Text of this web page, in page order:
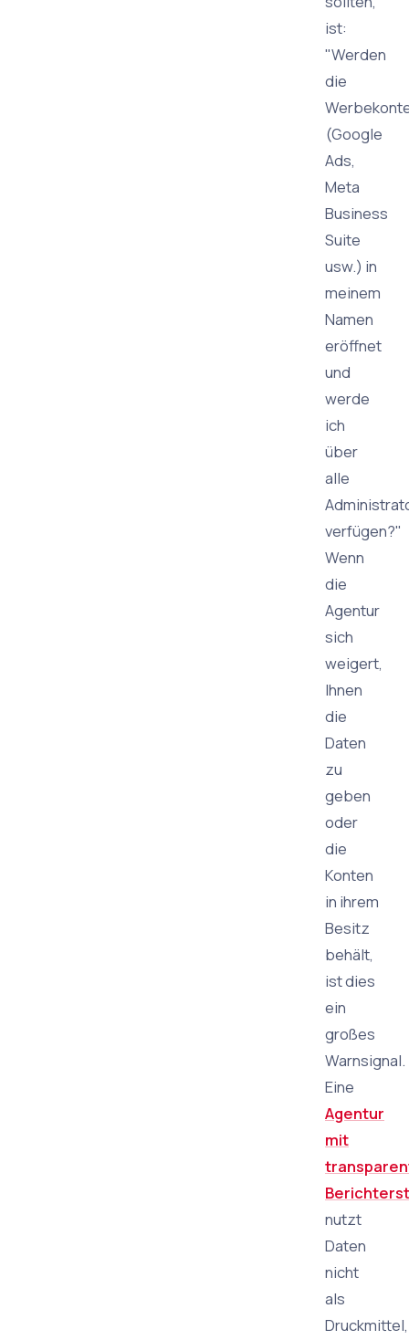
ist:
"Werden
die
(Google
Ads,
Meta
Business
Suite
usw.) in
meinem
Namen
eröffnet
und
werde
ich
über
alle
verfügen?"
Wenn
die
Agentur
sich
weigert,
Ihnen
die
Daten
zu
geben
oder
die
Konten
in ihrem
Besitz
behält,
ist dies
ein
großes
Warnsignal.
Eine
Agentur
mit
nutzt
Daten
nicht
als
Druckmittel,